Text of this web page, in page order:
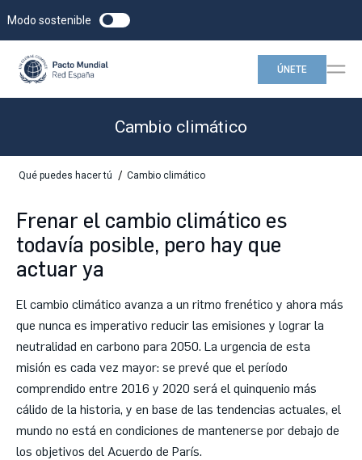
Modo sostenible
ÚNETE
Cambio climático
Qué puedes hacer tú / Cambio climático
Frenar el cambio climático es
todavía posible, pero hay que
actuar ya
El cambio climático avanza a un ritmo frenético y ahora más
que nunca es imperativo reducir las emisiones y lograr la
neutralidad en carbono para 2050. La urgencia de esta
misión es cada vez mayor: se prevé que el período
comprendido entre 2016 y 2020 será el quinquenio más
cálido de la historia, y en base de las tendencias actuales, el
mundo no está en condiciones de mantenerse por debajo de
los objetivos del Acuerdo de París.